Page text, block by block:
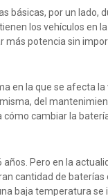
básicas, por un lado,
los vehículos en
potencia sin
en la que se afecta la
del
cambiar la
Pero en la
cantidad de baterías
baja temperatura se